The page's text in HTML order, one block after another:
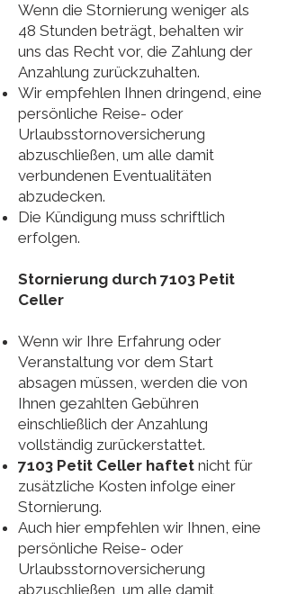
Wenn die Stornierung weniger als
48 Stunden beträgt, behalten wir
uns das Recht vor, die Zahlung der
Anzahlung zurückzuhalten.
Wir empfehlen Ihnen dringend, eine
persönliche Reise- oder
Urlaubsstornoversicherung
abzuschließen, um alle damit
verbundenen Eventualitäten
abzudecken.
Die Kündigung muss schriftlich
erfolgen.
Stornierung durch 7103 Petit
Celler
Wenn wir Ihre Erfahrung oder
Veranstaltung vor dem Start
absagen müssen, werden die von
Ihnen gezahlten Gebühren
einschließlich der Anzahlung
vollständig zurückerstattet.
7103 Petit Celler haftet nicht für
zusätzliche Kosten infolge einer
Stornierung.
Auch hier empfehlen wir Ihnen, eine
persönliche Reise- oder
Urlaubsstornoversicherung
abzuschließen, um alle damit